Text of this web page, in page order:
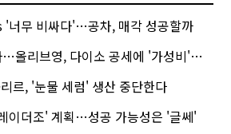
'너무 비싸다'…공차, 매각 성공할까
리브영, 다이소 공세에 '가성비'로 맞불
리르, '눈물 세럼' 생산 중단한다
이더조' 계획…성공 가능성은 '글쎄'